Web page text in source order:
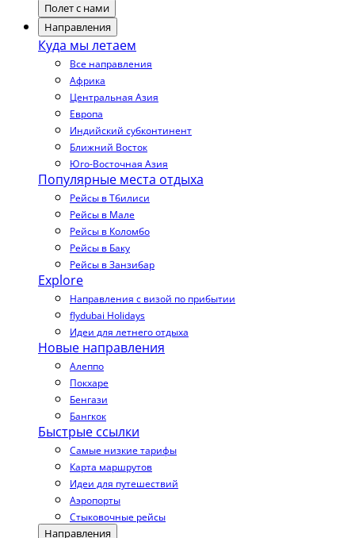
Полет с нами
Направления
Куда мы летаем
Все направления
Африка
Центральная Азия
Европа
Индийский субконтинент
Ближний Восток
Юго-Восточная Азия
Популярные места отдыха
Рейсы в Тбилиси
Рейсы в Мале
Рейсы в Коломбо
Рейсы в Баку
Рейсы в Занзибар
Explore
Направления с визой по прибытии
flydubai Holidays
Идеи для летнего отдыха
Новые направления
Алеппо
Покхаре
Бенгази
Бангкок
Быстрые ссылки
Самые низкие тарифы
Карта маршрутов
Идеи для путешествий
Аэропорты
Стыковочные рейсы
Направления